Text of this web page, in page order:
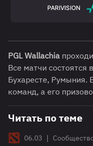
PARIVISION
PGL Wallachia
Все матчи
Бухаресте, Румыния.
команд, а его
Читать по теме
06.03 |